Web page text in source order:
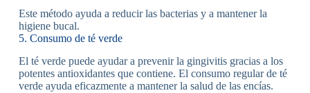
Este método ayuda a reducir las bacterias y a mantener la
higiene bucal.
5. Consumo de té verde
El té verde puede ayudar a prevenir la gingivitis gracias a los
potentes antioxidantes que contiene. El consumo regular de té
verde ayuda eficazmente a mantener la salud de las encías.